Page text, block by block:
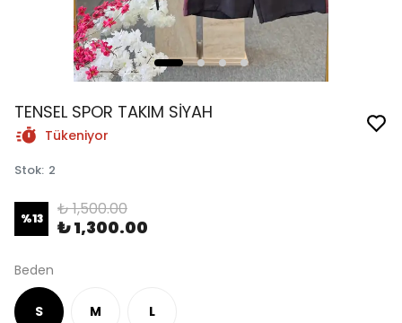
TENSEL SPOR TAKIM SİYAH
Tükeniyor
Stok: 2
%13 ₺ 1,500.00
₺ 1,300.00
Beden
S M L